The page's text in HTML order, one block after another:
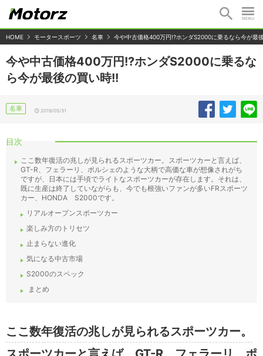
HOME モータースポーツ 名車 今や中古価格400万円!?ホンダS2000に乗るなら今が最
今や中古価格400万円!?ホンダS2000に乗るな
ら今が最後の買い時!!
名車 2019/05/31
目次
ここ数年復活の兆しが見られるスポーツカー。スポーツカーと言えば、
GT-R、フェラーリ、ポルシェのような大柄で高価な車が想像されがち
ですが、日本には手頃でライトなスポーツカーが存在します。それは、
既に生産は終了していながらも、今でも根強いファンが多いFRスポーツ
カー、HONDA S2000です。
リアルオープンスポーツカー
楽しみ方のトリセツ
止まらない進化
気になる中古市場
S2000のスペック
まとめ
ここ数年復活の兆しが見られるスポーツカー。